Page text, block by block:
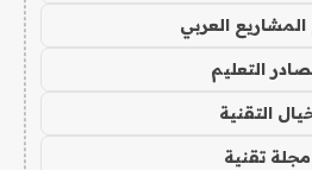
العربي
التعليم
التقنية
مجلة تقنية